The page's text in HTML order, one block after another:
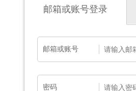
邮箱或账号登录
邮箱或账号
密码